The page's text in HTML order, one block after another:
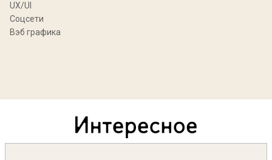
UX/UI
Соцсети
Вэб графика